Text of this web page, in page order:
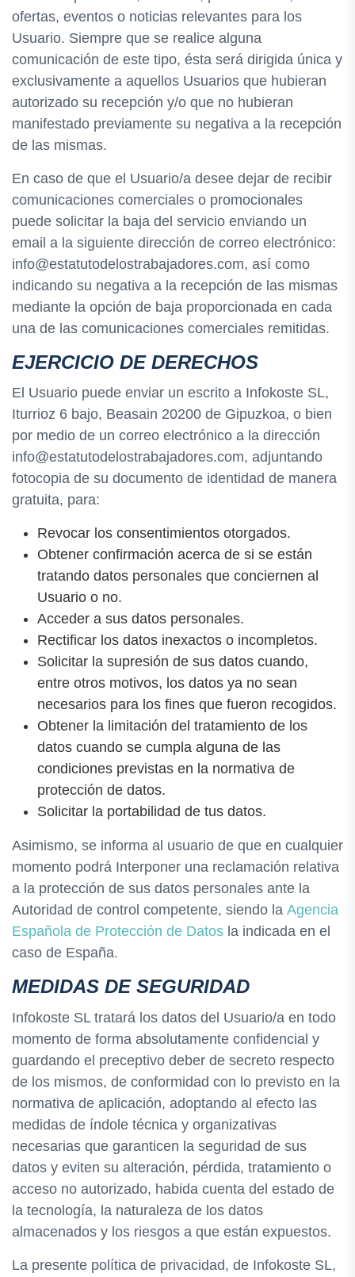
ofertas, eventos o noticias relevantes para los
Usuario. Siempre que se realice alguna
comunicación de este tipo, ésta será dirigida única y
exclusivamente a aquellos Usuarios que hubieran
autorizado su recepción y/o que no hubieran
manifestado previamente su negativa a la recepción
de las mismas.
En caso de que el Usuario/a desee dejar de recibir
comunicaciones comerciales o promocionales
puede solicitar la baja del servicio enviando un
email a la siguiente dirección de correo electrónico:
info@estatutodelostrabajadores.com, así como
indicando su negativa a la recepción de las mismas
mediante la opción de baja proporcionada en cada
una de las comunicaciones comerciales remitidas.
EJERCICIO DE DERECHOS
El Usuario puede enviar un escrito a Infokoste SL,
Iturrioz 6 bajo, Beasain 20200 de Gipuzkoa, o bien
por medio de un correo electrónico a la dirección
info@estatutodelostrabajadores.com, adjuntando
fotocopia de su documento de identidad de manera
gratuita, para:
Revocar los consentimientos otorgados.
Obtener confirmación acerca de si se están
tratando datos personales que conciernen al
Usuario o no.
Acceder a sus datos personales.
Rectificar los datos inexactos o incompletos.
Solicitar la supresión de sus datos cuando,
entre otros motivos, los datos ya no sean
necesarios para los fines que fueron recogidos.
Obtener la limitación del tratamiento de los
datos cuando se cumpla alguna de las
condiciones previstas en la normativa de
protección de datos.
Solicitar la portabilidad de tus datos.
Asimismo, se informa al usuario de que en cualquier
momento podrá Interponer una reclamación relativa
a la protección de sus datos personales ante la
Autoridad de control competente, siendo la Agencia
Española de Protección de Datos la indicada en el
caso de España.
MEDIDAS DE SEGURIDAD
Infokoste SL tratará los datos del Usuario/a en todo
momento de forma absolutamente confidencial y
guardando el preceptivo deber de secreto respecto
de los mismos, de conformidad con lo previsto en la
normativa de aplicación, adoptando al efecto las
medidas de índole técnica y organizativas
necesarias que garanticen la seguridad de sus
datos y eviten su alteración, pérdida, tratamiento o
acceso no autorizado, habida cuenta del estado de
la tecnología, la naturaleza de los datos
almacenados y los riesgos a que están expuestos.
La presente política de privacidad, de Infokoste SL,